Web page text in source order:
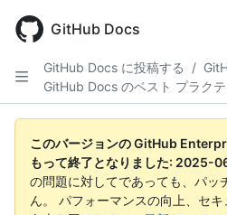
main
GitHub Docs
GitHub Docs に投稿する /
GitHub Docs のベスト プラク
このバージョンの GitHub
もって終了となりました: 2025-
の問題に対してであっても、パッ
ん。 パフォーマンスの向上、セ